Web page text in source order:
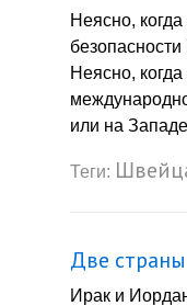
Неясно,
Неясно,
или на
Теги:
Две
Ирак и